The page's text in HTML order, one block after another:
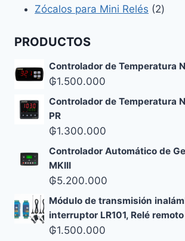
Zócalos para Mini Relés 22
PRODUCTOS
Controlador de Temperatura
₲1.500.000
Controlador de Temperatura
PR
₲1.300.000
Controlador Automático de
MKIII
₲5.200.000
Módulo de transmisión
interruptor LR101, Relé remoto
₲1.500.000